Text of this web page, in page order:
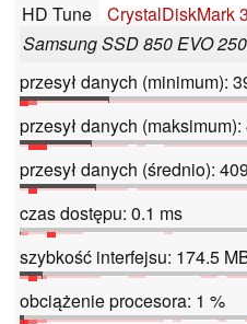
HD Tune CrystalDiskMark
Samsung SSD 850 EVO
przesył danych (minimum):
przesył danych
przesył danych (średnio):
czas dostępu: 0.1 ms
szybkość interfejsu: 174.5
obciążenie procesora: 1 %